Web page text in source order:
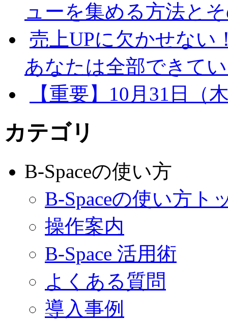
ューを集める方法と
売上UPに欠かせない
あなたは全部できて
【重要】10月31日（
カテゴリ
B-Spaceの使い方
B-Spaceの使い方ト
操作案内
B-Space 活用術
よくある質問
導入事例